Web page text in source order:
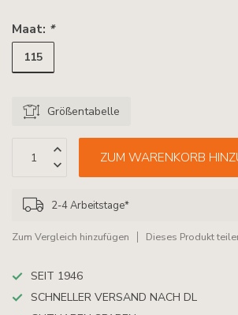
Maat: *
115
Größentabelle
ZUM WARENKORB
2-4 Arbeitstage*
Zum Vergleich hinzufügen Dieses Produkt
SEIT 1946
SCHNELLER VERSAND NACH DL